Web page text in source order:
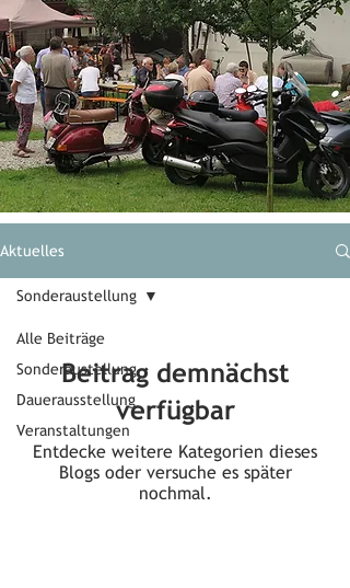
Aktuelles
Alle Beiträge
Sonderaustellung
Dauerausstellung
Veranstaltungen
Sonderaustellung
Beitrag demnächst
verfügbar
Entdecke weitere Kategorien dieses
Blogs oder versuche es später
nochmal.